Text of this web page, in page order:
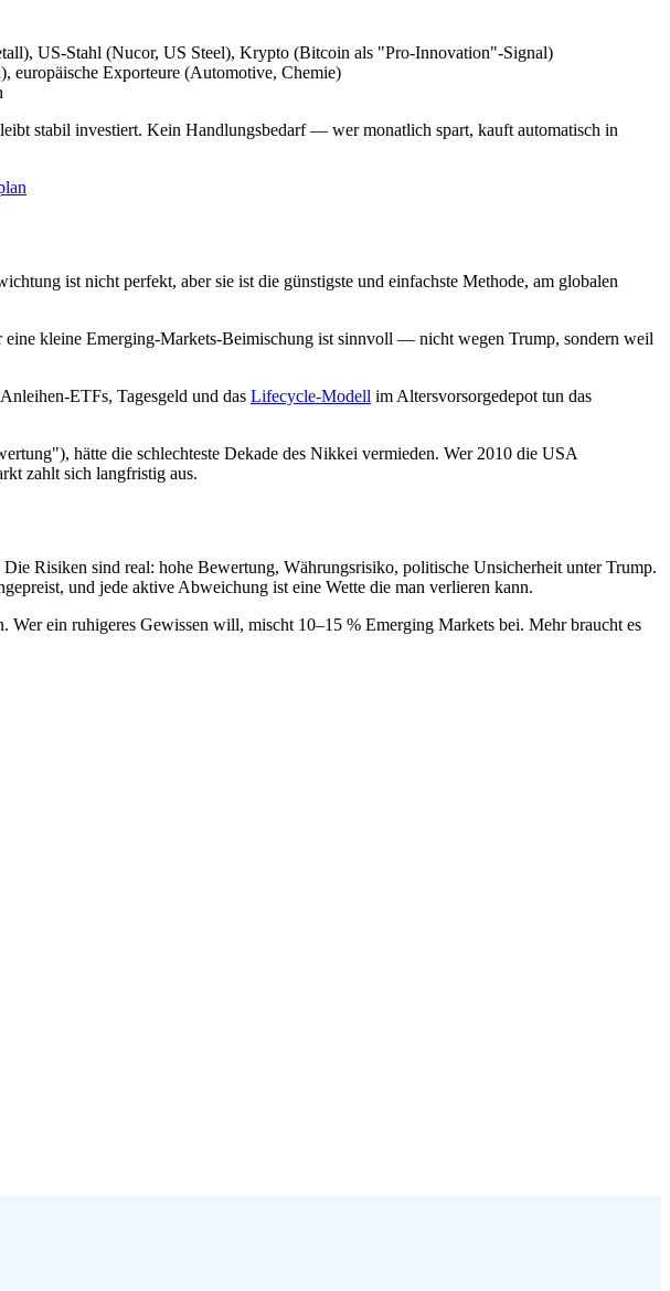
US-Stahl (Nucor, US Steel), Krypto (Bitcoin als "Pro-Innovation"-Signal)
europäische Exporteure (Automotive, Chemie)
stabil investiert. Kein Handlungsbedarf — wer monatlich spart, kauft automatisch in
ist nicht perfekt, aber sie ist die günstigste und einfachste Methode, am globalen
kleine Emerging-Markets-Beimischung ist sinnvoll — nicht wegen Trump, sondern weil
ETFs, Tagesgeld und das Lifecycle-Modell im Altersvorsorgedepot tun das
hätte die schlechteste Dekade des Nikkei vermieden. Wer 2010 die USA
zahlt sich langfristig aus.
Risiken sind real: hohe Bewertung, Währungsrisiko, politische Unsicherheit unter Trump.
und jede aktive Abweichung ist eine Wette die man verlieren kann.
ein ruhigeres Gewissen will, mischt 10–15 % Emerging Markets bei. Mehr braucht es